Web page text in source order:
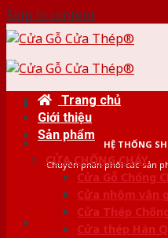
Skip to content
HỆ THỐNG
Chuyên phân phối các sản
Trang chủ
Giới thiệu
Sản phẩm
CỬA CHỐNG CHÁY
Cửa Gỗ Chống
Cửa nhôm vân
Cửa Thép
Cửa thép Hàn